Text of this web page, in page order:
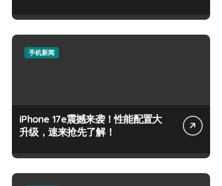
手机新闻
iPhone 17e震撼来袭！性能配置大
升级，速来抢先了解！